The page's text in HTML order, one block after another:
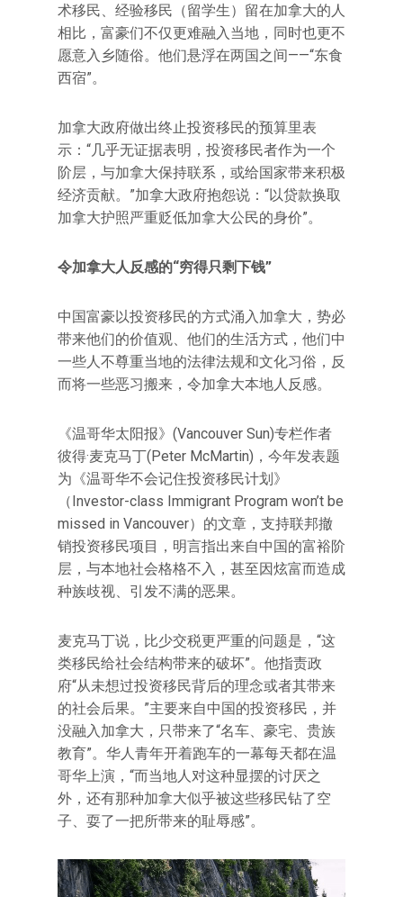
术移民、经验移民（留学生）留在加拿大的人
相比，富豪们不仅更难融入当地，同时也更不
愿意入乡随俗。他们悬浮在两国之间——“东食
西宿”。
加拿大政府做出终止投资移民的预算里表
示：“几乎无证据表明，投资移民者作为一个
阶层，与加拿大保持联系，或给国家带来积极
经济贡献。”加拿大政府抱怨说：“以贷款换取
加拿大护照严重贬低加拿大公民的身价”。
令加拿大人反感的“穷得只剩下钱”
中国富豪以投资移民的方式涌入加拿大，势必
带来他们的价值观、他们的生活方式，他们中
一些人不尊重当地的法律法规和文化习俗，反
而将一些恶习搬来，令加拿大本地人反感。
《温哥华太阳报》(Vancouver Sun)专栏作者
彼得·麦克马丁(Peter McMartin)，今年发表题
为《温哥华不会记住投资移民计划》
（Investor-class Immigrant Program won’t be
missed in Vancouver）的文章，支持联邦撤
销投资移民项目，明言指出来自中国的富裕阶
层，与本地社会格格不入，甚至因炫富而造成
种族歧视、引发不满的恶果。
麦克马丁说，比少交税更严重的问题是，“这
类移民给社会结构带来的破坏”。他指责政
府“从未想过投资移民背后的理念或者其带来
的社会后果。”主要来自中国的投资移民，并
没融入加拿大，只带来了“名车、豪宅、贵族
教育”。华人青年开着跑车的一幕每天都在温
哥华上演，“而当地人对这种显摆的讨厌之
外，还有那种加拿大似乎被这些移民钻了空
子、耍了一把所带来的耻辱感”。